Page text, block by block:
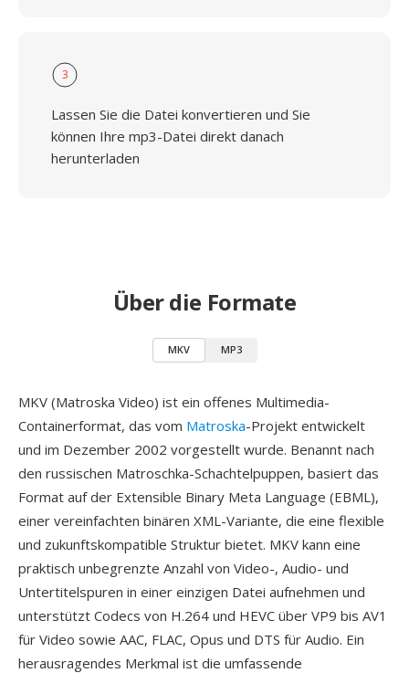
3
Lassen Sie die Datei konvertieren und Sie
können Ihre mp3-Datei direkt danach
herunterladen
Über die Formate
MKV MP3
MKV (Matroska Video) ist ein offenes Multimedia-
Containerformat, das vom Matroska-Projekt entwickelt
und im Dezember 2002 vorgestellt wurde. Benannt nach
den russischen Matroschka-Schachtelpuppen, basiert das
Format auf der Extensible Binary Meta Language (EBML),
einer vereinfachten binären XML-Variante, die eine flexible
und zukunftskompatible Struktur bietet. MKV kann eine
praktisch unbegrenzte Anzahl von Video-, Audio- und
Untertitelspuren in einer einzigen Datei aufnehmen und
unterstützt Codecs von H.264 und HEVC über VP9 bis AV1
für Video sowie AAC, FLAC, Opus und DTS für Audio. Ein
herausragendes Merkmal ist die umfassende